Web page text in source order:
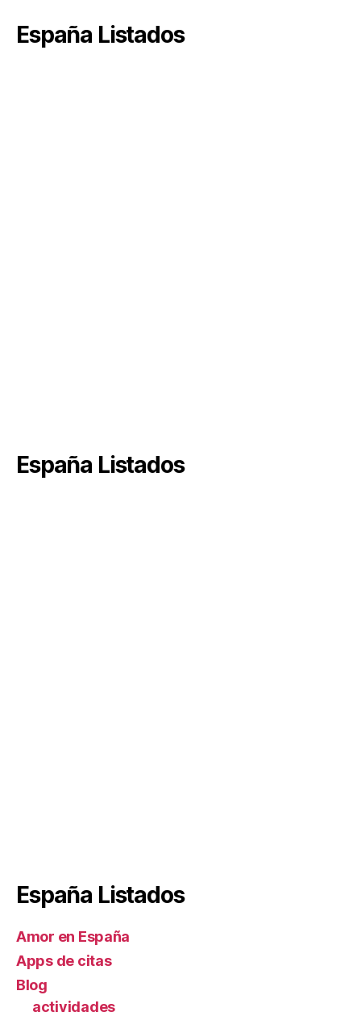
España Listados
España Listados
España Listados
Amor en España
Apps de citas
Blog
actividades